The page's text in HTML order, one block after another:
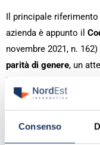
Consenso
Il principale
azienda è appunto il
novembre 2021, n.
parità di genere, un
beneficiare di sgravi
accedere agli aiuti
redigere un rapporto
nell’organizzazione.